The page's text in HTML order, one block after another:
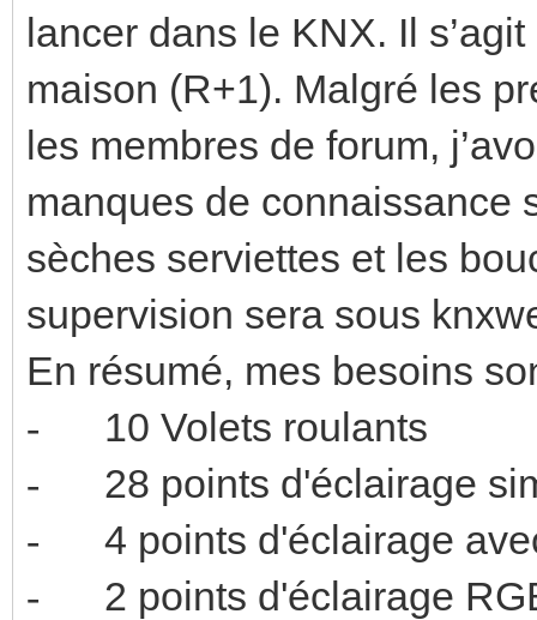
lancer dans le KNX. Il
maison (R+1). Malgré les
les membres de forum,
manques de connaissance
sèches serviettes et les
supervision sera sous
En résumé, mes besoins
- 10 Volets
- 28 points
- 4 points
- 2 points